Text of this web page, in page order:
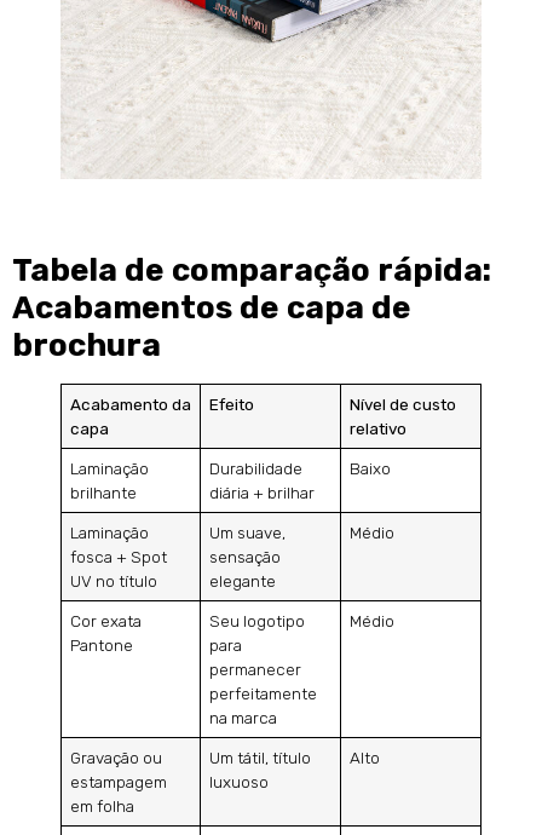
Tabela de comparação rápida:
Acabamentos de capa de
brochura
Acabamento da
capa
Efeito
Nível de custo
relativo
Laminação
brilhante
Durabilidade
diária + brilhar
Baixo
Laminação
fosca + Spot
UV no título
Um suave,
sensação
elegante
Médio
Cor exata
Pantone
Seu logotipo
para
permanecer
perfeitamente
na marca
Médio
Gravação ou
estampagem
em folha
Um tátil, título
luxuoso
Alto